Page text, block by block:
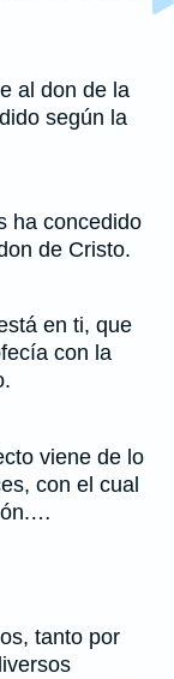
al don de la
según la
ha concedido
de Cristo.
en ti, que
con la
viene de lo
con el cual
tanto por